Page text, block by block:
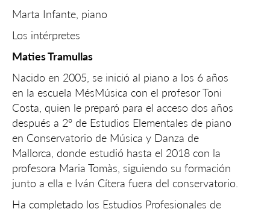
Marta Infante, piano
Los intérpretes
Maties Tramullas
Nacido en 2005, se inició al piano a los 6 años
en la escuela MésMúsica con el profesor Toni
Costa, quien le preparó para el acceso dos años
después a 2º de Estudios Elementales de piano
en Conservatorio de Música y Danza de
Mallorca, donde estudió hasta el 2018 con la
profesora Maria Tomàs, siguiendo su formación
junto a ella e Iván Cítera fuera del conservatorio.
Ha completado los Estudios Profesionales de